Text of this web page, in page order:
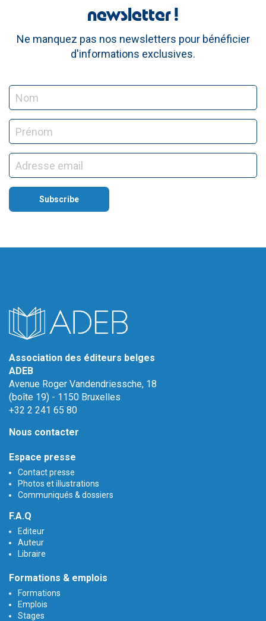
newsletter !
Ne manquez pas nos newsletters pour bénéficier
d'informations exclusives.
Association des éditeurs belges
ADEB
Avenue Roger Vandendriessche, 18
(boîte 19) - 1150 Bruxelles
+32 2 241 65 80
Nous contacter
Espace presse
Contact presse
Photos et illustrations
Communiqués & dossiers
F.A.Q
Editeur
Auteur
Libraire
Formations & emplois
Formations
Emplois
Stages